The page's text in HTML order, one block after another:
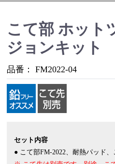
こて部 ホット
ジョンキット
品番： FM2022-04
セット内容
● こて部FM-2022、耐熱パッド